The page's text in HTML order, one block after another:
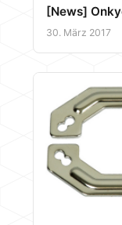
[News]
30. März 2017